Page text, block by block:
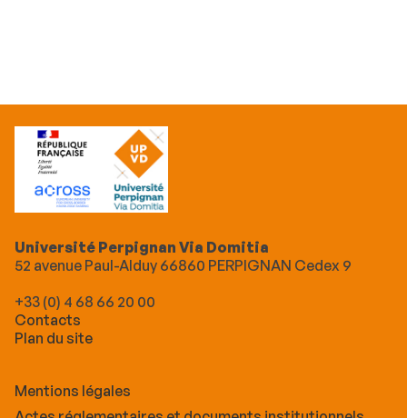
Université Perpignan Via Domitia
52 avenue Paul-Alduy 66860 PERPIGNAN Cedex 9
+33 (0) 4 68 66 20 00
Contacts
Plan du site
Mentions légales